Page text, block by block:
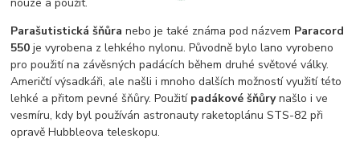
Parašutistická šňůra nebo je také známa pod názvem Paracord
550 je vyrobena z lehkého nylonu. Původně bylo lano vyrobeno
pro použití na závěsných padácích během druhé světové války.
Američtí výsadkáři, ale našli i mnoho dalších možností využití této
lehké a přitom pevné šňůry. Použití padákové šňůrynašlo i ve
vesmíru, kdy byl používán astronauty raketoplánu STS-82 při
opravě Hubbleova teleskopu.